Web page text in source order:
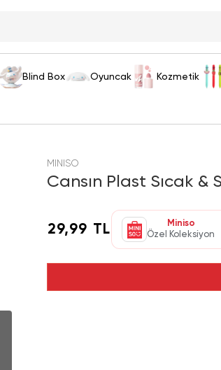
Blind Box Oyuncak Kozmetik
MINISO
Cansın Plast Sıcak &
29,99 TL
Miniso
Özel Koleksiyon